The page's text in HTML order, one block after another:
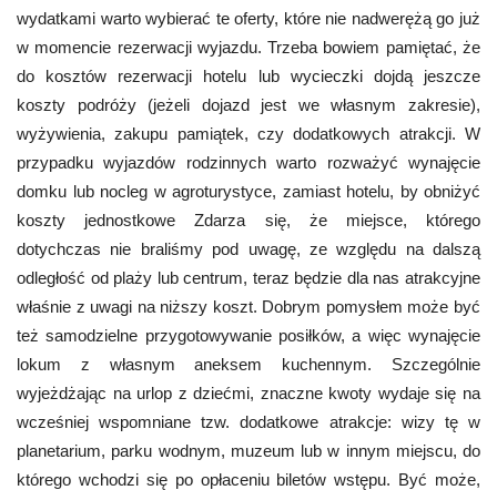
wydatkami warto wybierać te oferty, które nie nadwerężą go już
w momencie rezerwacji wyjazdu. Trzeba bowiem pamiętać, że
do kosztów rezerwacji hotelu lub wycieczki dojdą jeszcze
koszty podróży (jeżeli dojazd jest we własnym zakresie),
wyżywienia, zakupu pamiątek, czy dodatkowych atrakcji. W
przypadku wyjazdów rodzinnych warto rozważyć wynajęcie
domku lub nocleg w agroturystyce, zamiast hotelu, by obniżyć
koszty jednostkowe Zdarza się, że miejsce, którego
dotychczas nie braliśmy pod uwagę, ze względu na dalszą
odległość od plaży lub centrum, teraz będzie dla nas atrakcyjne
właśnie z uwagi na niższy koszt. Dobrym pomysłem może być
też samodzielne przygotowywanie posiłków, a więc wynajęcie
lokum z własnym aneksem kuchennym. Szczególnie
wyjeżdżając na urlop z dziećmi, znaczne kwoty wydaje się na
wcześniej wspomniane tzw. dodatkowe atrakcje: wizy tę w
planetarium, parku wodnym, muzeum lub w innym miejscu, do
którego wchodzi się po opłaceniu biletów wstępu. Być może,